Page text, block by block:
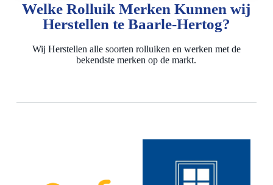
Welke Rolluik Merken Kunnen wij
Herstellen te Baarle-Hertog?
Wij Herstellen alle soorten rolluiken en werken met de
bekendste merken op de markt.